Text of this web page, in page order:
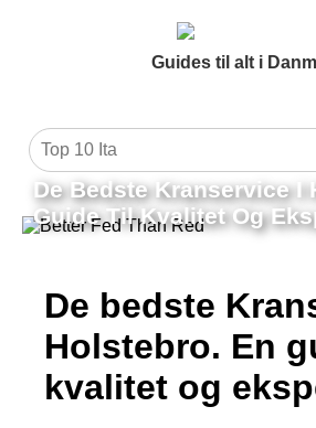
Guides til alt i
De Bedste Kranservice I
Guide Til Kvalitet Og
De bedste
Holstebro. En
kvalitet og